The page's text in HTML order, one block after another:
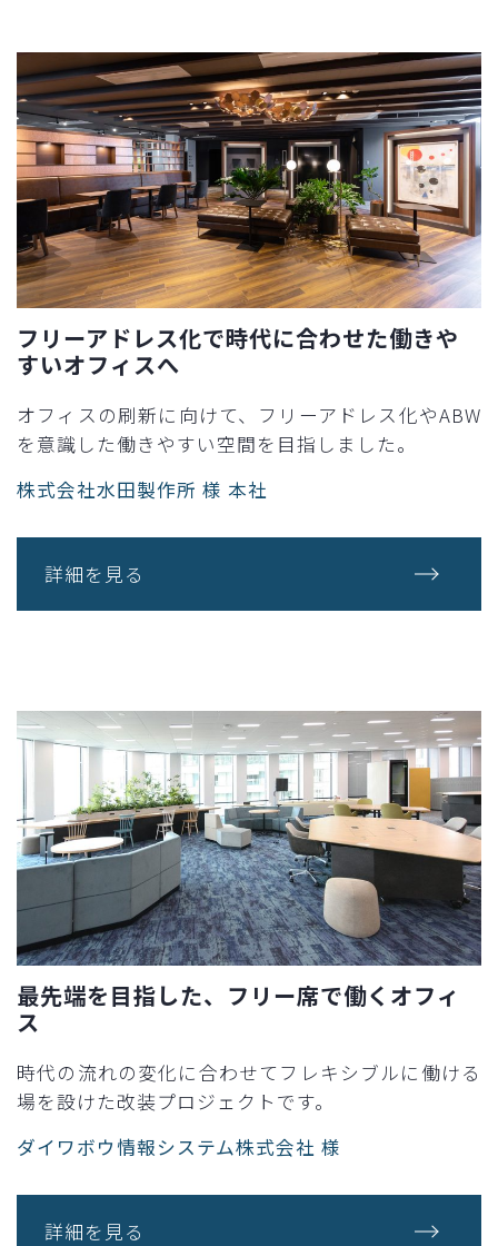
フリーアドレス化で時代に合わせた働きや
すいオフィスへ
オフィスの刷新に向けて、フリーアドレス化やABW
を意識した働きやすい空間を目指しました。
株式会社水田製作所 様 本社
詳細を見る
最先端を目指した、フリー席で働くオフィ
ス
時代の流れの変化に合わせてフレキシブルに働ける
場を設けた改装プロジェクトです。
ダイワボウ情報システム株式会社 様
詳細を見る